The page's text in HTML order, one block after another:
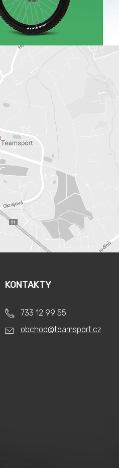
KONTAKTY
733 12 99 55
obchod@teamsport.cz